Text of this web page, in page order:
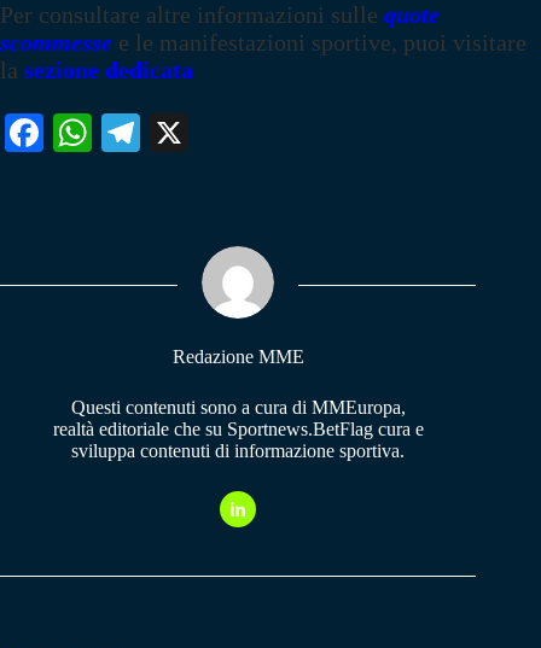
Per consultare altre informazioni sulle quote
scommesse e le manifestazioni sportive, puoi visitare
la sezione dedicata
Fa W
pp
Te
m
Redazione MME
Questi contenuti sono a cura di MMEuropa,
realtà editoriale che su Sportnews.BetFlag cura e
sviluppa contenuti di informazione sportiva.